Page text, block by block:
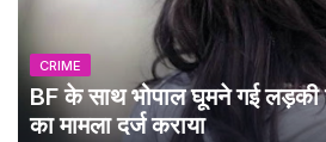
CRIME
BF के साथ भोपाल घूमने गई लड़की
का मामला दर्ज कराया